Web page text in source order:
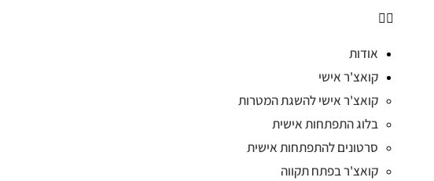
אודות
קואצ'ר אישי
קואצ'ר אישי להשגת המטרות
בלוג התפתחות אישית
סרטונים להתפתחות אישית
קואצ'ר בפתח תקווה